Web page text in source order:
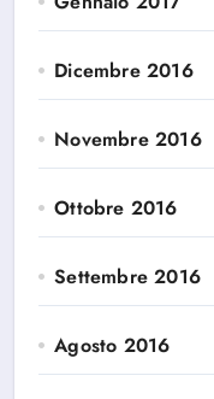
Dicembre 2016
Novembre 2016
Ottobre 2016
Settembre 2016
Agosto 2016